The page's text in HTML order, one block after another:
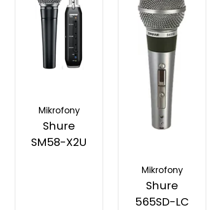
Mikrofony
Shure
SM58-X2U
Mikrofony
Shure
565SD-LC